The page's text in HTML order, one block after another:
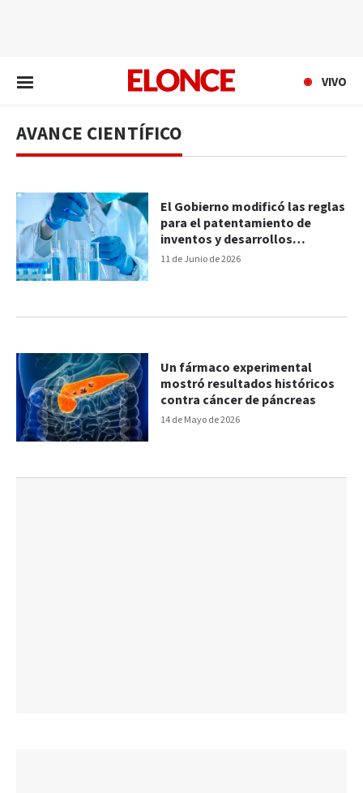
VIVO
AVANCE CIENTÍFICO
11 de Junio de 2026
El Gobierno modificó las reglas
para el patentamiento de
inventos y desarrollos
tecnológicos
14 de Mayo de 2026
Un fármaco experimental
mostró resultados históricos
contra cáncer de páncreas